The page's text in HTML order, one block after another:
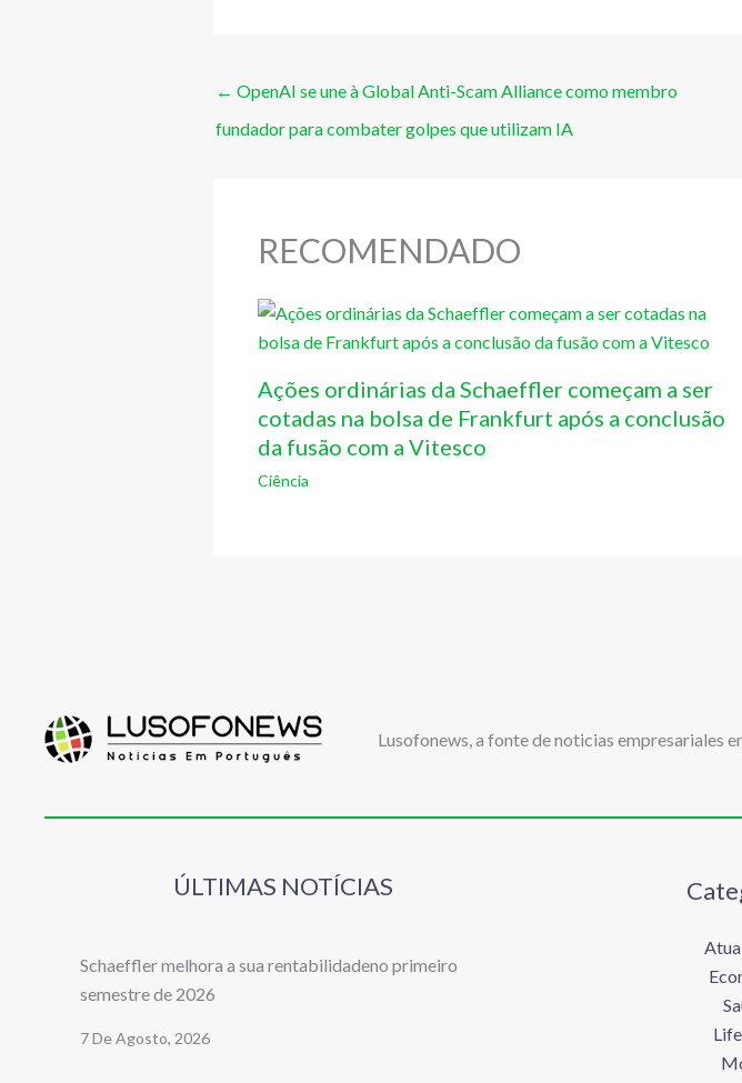
← OpenAI se une à Global Anti-Scam Alliance como membro
fundador para combater golpes que utilizam IA
RECOMENDADO
Ações ordinárias da Schaeffler começam a ser
cotadas na bolsa de Frankfurt após a conclusão
da fusão com a Vitesco
Ciência
Lusofonews, a fonte de noticias empresariales
ÚLTIMAS NOTÍCIAS
Schaeffler melhora a sua rentabilidadeno primeiro
semestre de 2026
7 De Agosto, 2026